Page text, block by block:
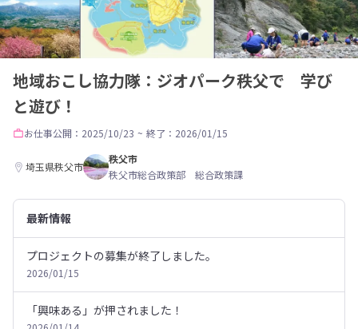
地域おこし協力隊：ジオパーク秩父で 学び
と遊び！
お仕事公開：2025/10/23 ~ 終了：2026/01/15
埼玉県秩父市
秩父市
秩父市総合政策部 総合政策課
最新情報
プロジェクトの募集が終了しました。
2026/01/15
「興味ある」が押されました！